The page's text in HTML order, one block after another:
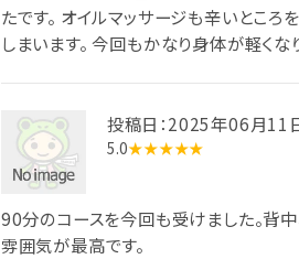
たです。 オイルマッサージも辛いとこ
しまいます。 今回もかなり身体が軽くな
投稿日：2025年06月11
5.0★★★★★
90分のコースを今回も受けました。背中
雰囲気が最高です。